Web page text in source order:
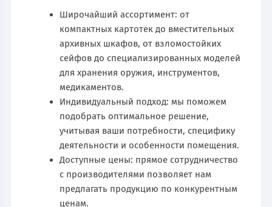
Широчайший ассортимент: от
компактных картотек до вместительных
архивных шкафов, от взломостойких
сейфов до специализированных моделей
для хранения оружия, инструментов,
медикаментов.
Индивидуальный подход: мы поможем
подобрать оптимальное решение,
учитывая ваши потребности, специфику
деятельности и особенности помещения.
Доступные цены: прямое сотрудничество
с производителями позволяет нам
предлагать продукцию по конкурентным
ценам.